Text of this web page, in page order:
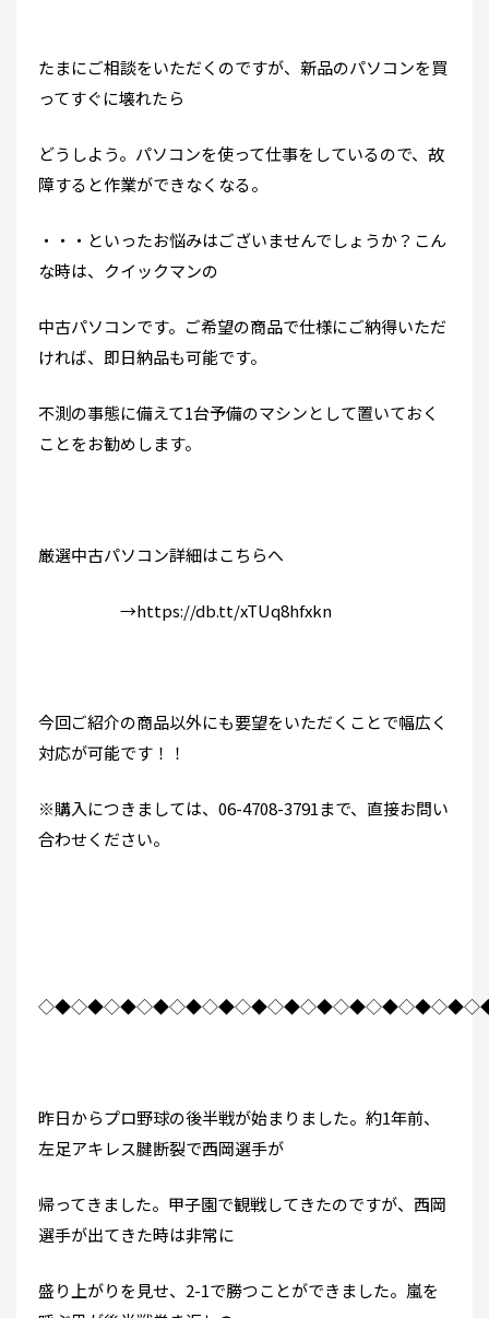
たまにご相談をいただくのですが、新品のパソコンを買
ってすぐに壊れたら
どうしよう。パソコンを使って仕事をしているので、故
障すると作業ができなくなる。
・・・といったお悩みはございませんでしょうか？こん
な時は、クイックマンの
中古パソコンです。ご希望の商品で仕様にご納得いただ
ければ、即日納品も可能です。
不測の事態に備えて1台予備のマシンとして置いておく
ことをお勧めします。
厳選中古パソコン詳細はこちらへ
→https://db.tt/xTUq8hfxkn
今回ご紹介の商品以外にも要望をいただくことで幅広く
対応が可能です！！
※購入につきましては、06-4708-3791まで、直接お問い
合わせください。
昨日からプロ野球の後半戦が始まりました。約1年前、
左足アキレス腱断裂で西岡選手が
帰ってきました。甲子園で観戦してきたのですが、西岡
選手が出てきた時は非常に
盛り上がりを見せ、2-1で勝つことができました。嵐を